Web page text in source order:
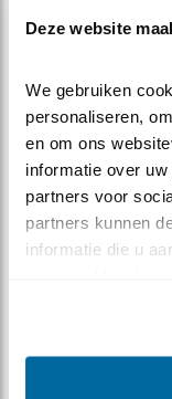
Deze website
We gebruiken
personaliseren,
en om ons
informatie over
partners voor
partners kunnen
informatie die u
Maar het wordt
Blijf kijken om te
met elkaar hebben.
~ Bart